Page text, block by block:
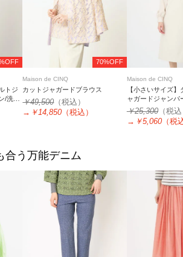
トジ
/洗え
70%OFF
Maison de CINQ
カットジャガードブラウス
￥49,500（税込）
→ ￥14,850 （税込）
Maison de CINQ
【小さいサイズ
ャガードジャンパ
る
￥25,300（税
→ ￥5,060（税
合う万能デニム